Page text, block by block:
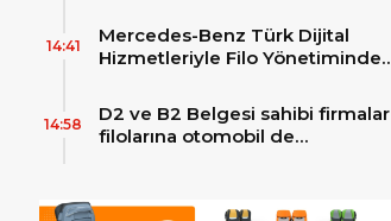
zirvesindeki 2 adet yepyeni MAN
Skyliner ile güçlendirdi!
Mercedes-Benz Türk Dijital
Hizmetleriyle Filo Yönetiminde
14:41
D2 ve B2 Belgesi sahibi firmalar
filolarına otomobil de
14:58